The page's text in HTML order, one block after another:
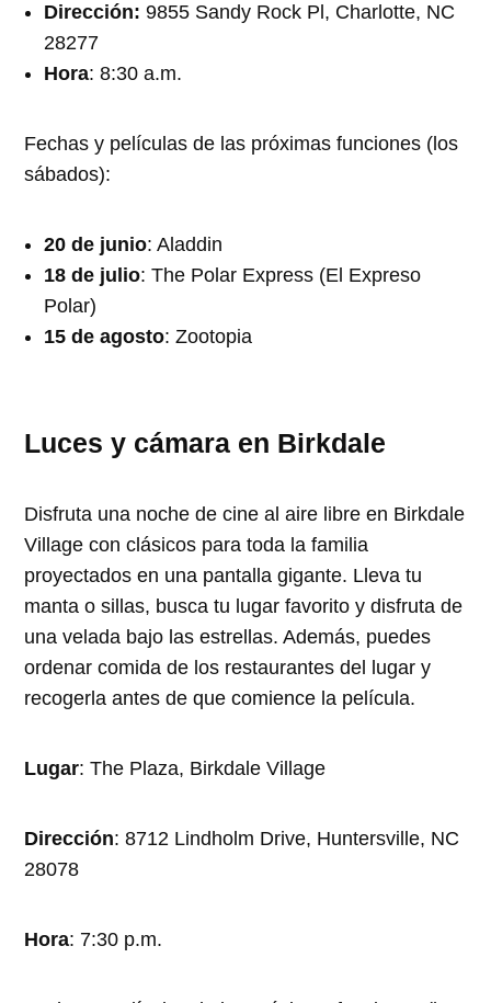
Dirección:9855 Sandy Rock Pl, Charlotte, NC
28277
Hora: 8:30 a.m.
Fechas y películas de las próximas funciones (los
sábados):
20 de junio: Aladdin
18 de julio: The Polar Express (El Expreso
Polar)
15 de agosto: Zootopia
Luces y cámara en Birkdale
Disfruta una noche de cine al aire libre en Birkdale
Village con clásicos para toda la familia
proyectados en una pantalla gigante. Lleva tu
manta o sillas, busca tu lugar favorito y disfruta de
una velada bajo las estrellas. Además, puedes
ordenar comida de los restaurantes del lugar y
recogerla antes de que comience la película.
Lugar: The Plaza, Birkdale Village
Dirección: 8712 Lindholm Drive, Huntersville, NC
28078
Hora: 7:30 p.m.